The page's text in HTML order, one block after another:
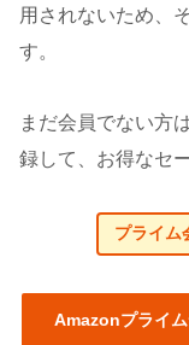
用されないため、
す。
まだ会員でない方
録して、お得なセ
プライム
Amazonプライ